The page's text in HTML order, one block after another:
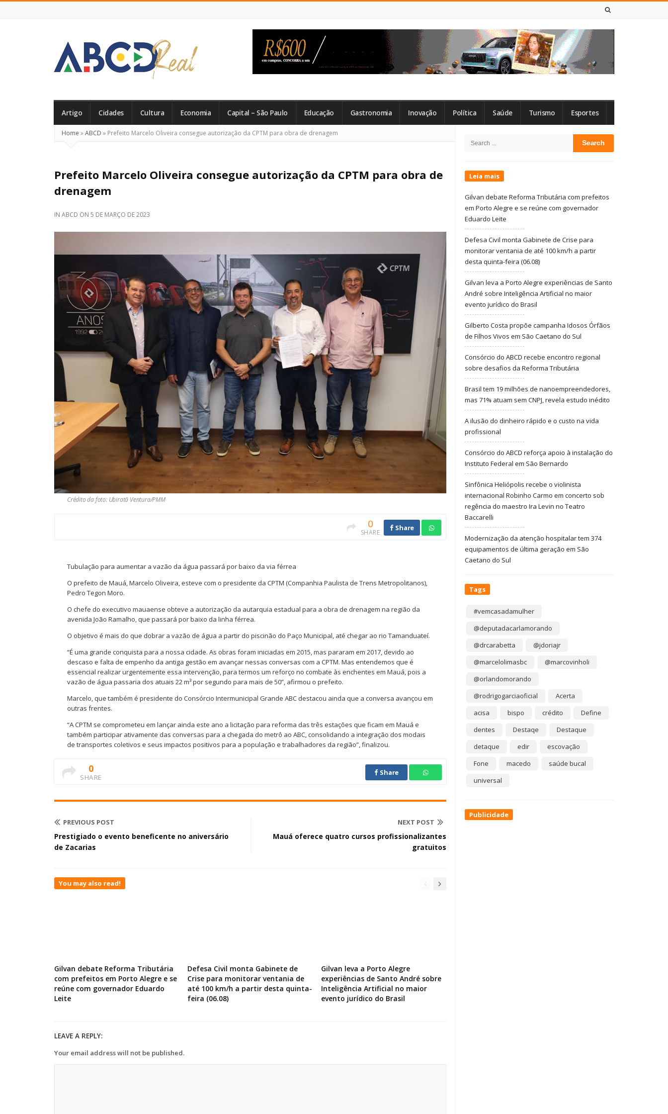
Real
Artigo Cidades Cultura Economia Capital – São Paulo Educação Gastronomia Inovação Política Saúde Turismo Esportes
Home »ABCD » Prefeito Marcelo Oliveira consegue autorização da CPTM para obra de drenagem
Prefeito Marcelo Oliveira consegue autorização da CPTM para obra de
drenagem
IN ABCD ON 5 DE MARÇO DE 2023
Crédito da foto: Ubiratã Ventura/PMM
0
SHARE
Share
Tubulação para aumentar a vazão da água passará por baixo da via férrea
O prefeito de Mauá, Marcelo Oliveira, esteve com o presidente da CPTM (Companhia Paulista de Trens Metropolitanos),
Pedro Tegon Moro.
O chefe do executivo mauaense obteve a autorização da autarquia estadual para a obra de drenagem na região da
avenida João Ramalho, que passará por baixo da linha férrea.
O objetivo é mais do que dobrar a vazão de água a partir do piscinão do Paço Municipal, até chegar ao rio Tamanduateí.
“É uma grande conquista para a nossa cidade. As obras foram iniciadas em 2015, mas pararam em 2017, devido ao
descaso e falta de empenho da antiga gestão em avançar nessas conversas com a CPTM. Mas entendemos que é
essencial realizar urgentemente essa intervenção, para termos um reforço no combate às enchentes em Mauá, pois a
vazão de água passaria dos atuais 22 m³ por segundo para mais de 50”, afirmou o prefeito.
Marcelo, que também é presidente do Consórcio Intermunicipal Grande ABC destacou ainda que a conversa avançou em
outras frentes.
“A CPTM se comprometeu em lançar ainda este ano a licitação para reforma das três estações que ficam em Mauá e
também participar ativamente das conversas para a chegada do metrô ao ABC, consolidando a integração dos modais
de transportes coletivos e seus impactos positivos para a população e trabalhadores da região”, finalizou.
0
SHARE
Share
PREVIOUS POST
Prestigiado o evento beneficente no aniversário
de Zacarias
NEXT POST
Mauá oferece quatro cursos profissionalizantes
gratuitos
You may also read!
Gilvan debate Reforma Tributária
com prefeitos em Porto Alegre e se
reúne com governador Eduardo
Leite
Defesa Civil monta Gabinete de
Crise para monitorar ventania de
até 100 km/h a partir desta quinta-
feira (06.08)
Gilvan leva a Porto Alegre
experiências de Santo André sobre
Inteligência Artificial no maior
evento jurídico do Brasil
LEAVE A REPLY:
Your email address will not be published.
Sidebar
Search
Leia mais
Gilvan debate Reforma Tributária com prefeitos
em Porto Alegre e se reúne com governador
Eduardo Leite
Defesa Civil monta Gabinete de Crise para
monitorar ventania de até 100 km/h a partir
desta quinta-feira (06.08)
Gilvan leva a Porto Alegre experiências de Santo
André sobre Inteligência Artificial no maior
evento jurídico do Brasil
Gilberto Costa propõe campanha Idosos Órfãos
de Filhos Vivos em São Caetano do Sul
Consórcio do ABCD recebe encontro regional
sobre desafios da Reforma Tributária
Brasil tem 19 milhões de nanoempreendedores,
mas 71% atuam sem CNPJ, revela estudo inédito
A ilusão do dinheiro rápido e o custo na vida
profissional
Consórcio do ABCD reforça apoio à instalação do
Instituto Federal em São Bernardo
Sinfônica Heliópolis recebe o violinista
internacional Robinho Carmo em concerto sob
regência do maestro Ira Levin no Teatro
Baccarelli
Modernização da atenção hospitalar tem 374
equipamentos de última geração em São
Caetano do Sul
Tags
#vemcasadamulher
@deputadacarlamorando
@drcarabetta
@jdoriajr
@marcelolimasbc
@marcovinholi
@orlandomorando
@rodrigogarciaoficial
Acerta
acisa
bispo crédito
Define
dentes
Destaqe
Destaque
detaque
edir
escovação
Fone
macedo
saúde bucal
universal
Publicidade